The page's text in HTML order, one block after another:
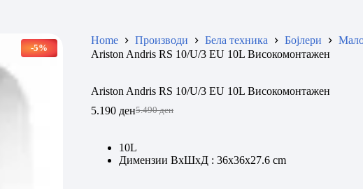
-5%
Home Производи Бела техника Бојлери
Ariston Andris RS 10/U/3 EU 10L Високомонтажен
Ariston Andris RS 10/U/3 EU 10L Високомонтажен
5.490ден
Original
5.490 ден.
5.190 денCurrent
5.190 ден.
10L
Димензии ВxШxД : 36х36х27.6 cm